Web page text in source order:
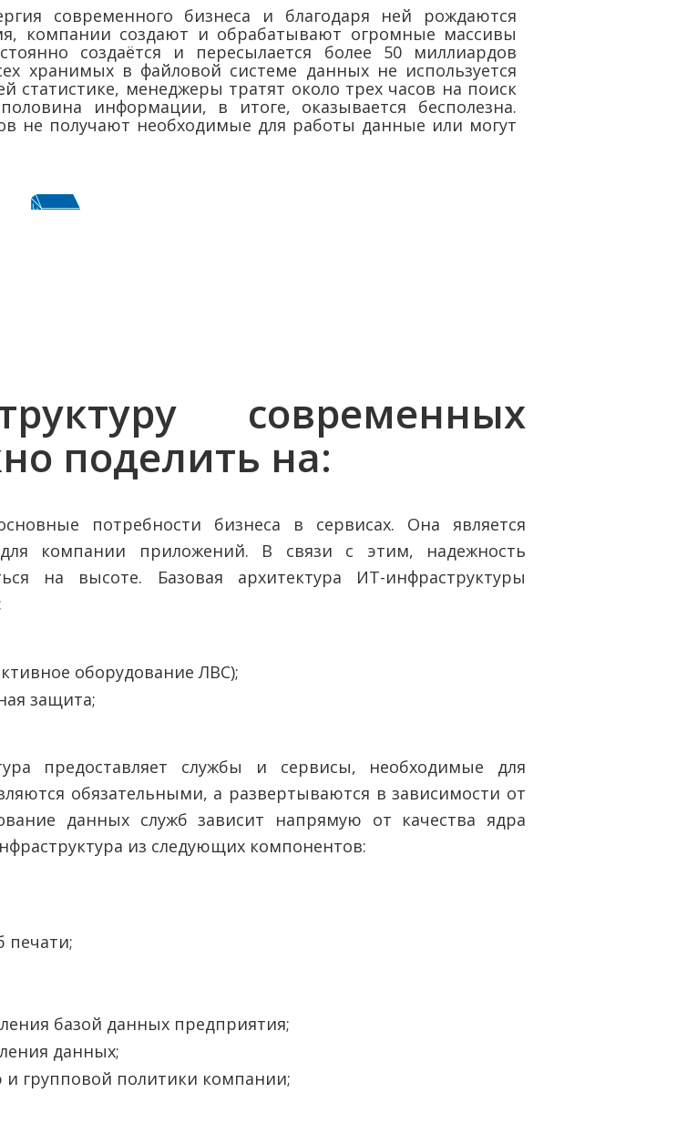
современного бизнеса и благодаря ней рождаются
компании создают и обрабатывают огромные массивы
создаётся и пересылается более 50 миллиардов
хранимых в файловой системе данных не используется
менеджеры тратят около трех часов на поиск
информации, в итоге, оказывается бесполезна.
не получают необходимые для работы данные или могут
современных
поделить на:
потребности бизнеса в сервисах. Она является
компании приложений. В связи с этим, надежность
на высоте. Базовая архитектура ИТ-инфраструктуры
оборудование ЛВС);
защита;
предоставляет службы и сервисы, необходимые для
обязательными, а развертываются в зависимости от
данных служб зависит напрямую от качества ядра
из следующих компонентов:
печати;
базой данных предприятия;
данных;
групповой политики компании;